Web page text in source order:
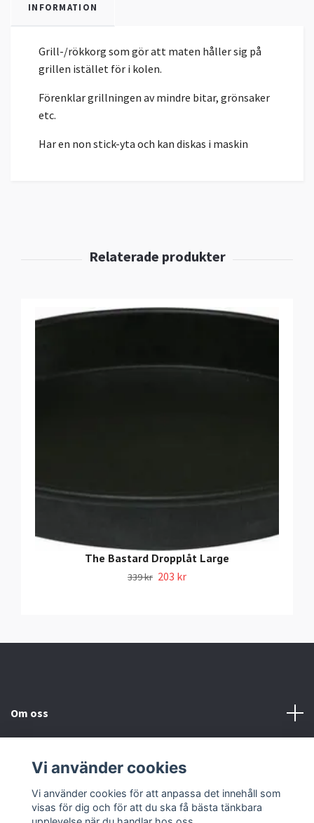
INFORMATION
Grill-/rökkorg som gör att maten håller sig på
grillen istället för i kolen.
Förenklar grillningen av mindre bitar, grönsaker
etc.
Har en non stick-yta och kan diskas i maskin
The Bastard Dropplåt Large
339 kr 203 kr
Om oss
Sociala medier
Vi använder cookies
Vi använder cookies för att anpassa det innehåll som
visas för dig och för att du ska få bästa tänkbara